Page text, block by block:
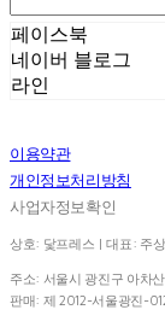
페이스북
네이버 블로그
라인
이용약관
개인정보처리방침
사업자정보확인
상호: 닻프레스 | 대표: 주
주소: 서울시 광진구 아차
판매: 제 2012-서울광진-